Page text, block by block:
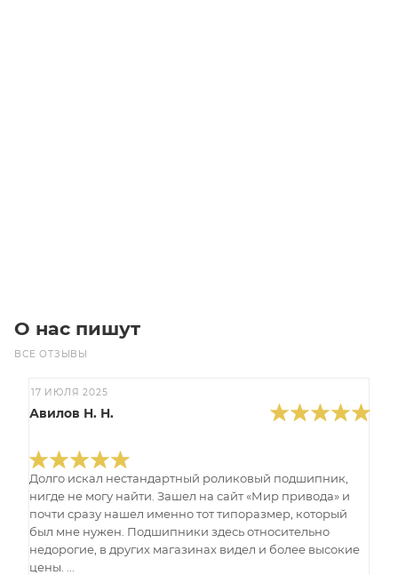
О нас пишут
ВСЕ ОТЗЫВЫ
17 ИЮЛЯ 2025
Авилов Н. Н.
Долго искал нестандартный роликовый подшипник,
нигде не могу найти. Зашел на сайт «Мир привода» и
почти сразу нашел именно тот типоразмер, который
был мне нужен. Подшипники здесь относительно
недорогие, в других магазинах видел и более высокие
цены. ...